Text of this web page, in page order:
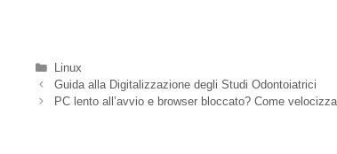
Linux
Guida alla Digitalizzazione degli Studi Odontoiatrici
PC lento all’avvio e browser bloccato? Come